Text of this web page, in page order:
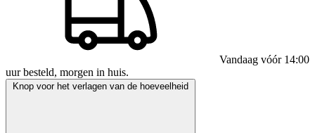
Vandaag vóór 14:00
uur besteld, morgen in huis.
Knop voor het verlagen van de hoeveelheid